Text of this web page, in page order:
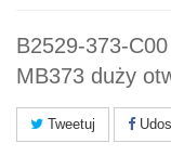
B2529-373-
MB373 duży
Tweetuj